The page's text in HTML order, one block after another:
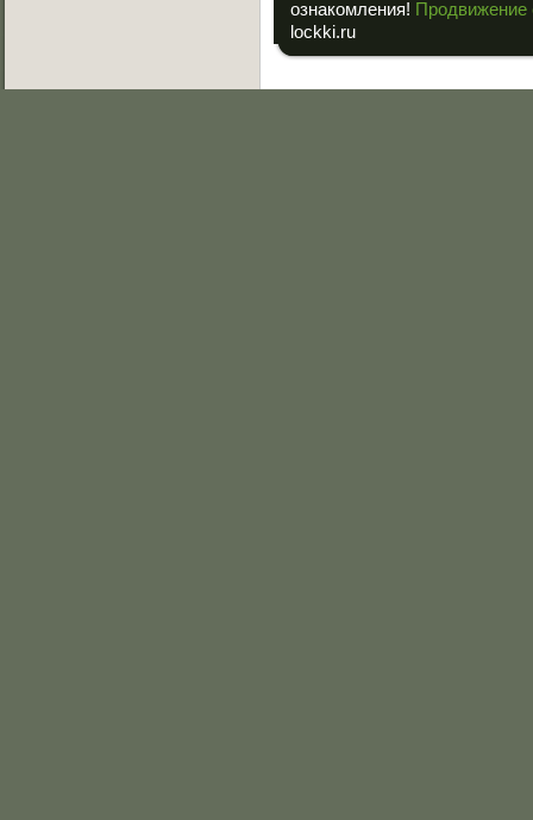
ознакомления! Продвижение
lockki.ru